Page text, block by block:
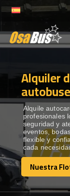
to
ALQUILER
DESTINOS
RECORRIDAS
FLOTA
Alquiler
Alquile
profesionales
seguridad y
eventos,
flexible y
cada
Nuestra
Nuestra